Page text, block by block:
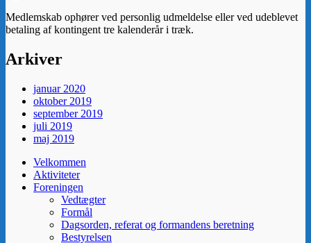
Medlemskab ophører ved personlig udmeldelse eller ved udeblevet
betaling af kontingent tre kalenderår i træk.
Arkiver
januar 2020
oktober 2019
september 2019
juli 2019
maj 2019
Velkommen
Aktiviteter
Foreningen
Vedtægter
Formål
Dagsorden, referat og formandens beretning
Bestyrelsen